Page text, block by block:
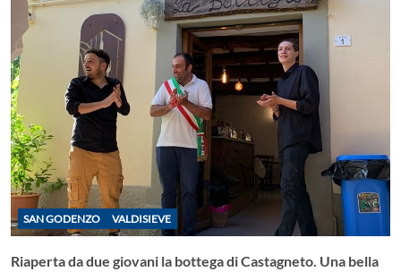
SAN GODENZO VALDISIEVE
Riaperta da due giovani la bottega di Castagneto. Una bella